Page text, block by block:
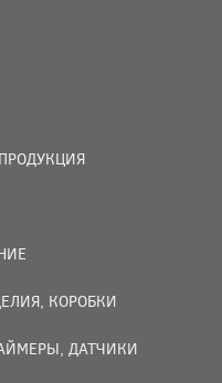
КОРОБКИ
ДАТЧИКИ